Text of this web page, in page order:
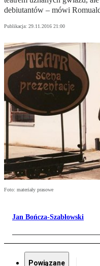
debiutantów – mówi
Publikacja: 29.11.2016 21:00
Foto: materiały prasowe
Jan Bończa-Szabłowski
Powiązane